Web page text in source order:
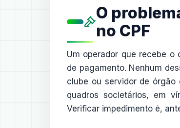
O
no CPF
Um operador que recebe o
de pagamento. Nenhum
clube ou servidor de
quadros societários, em
Verificar impedimento é,